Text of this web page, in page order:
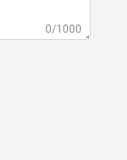
0/1000